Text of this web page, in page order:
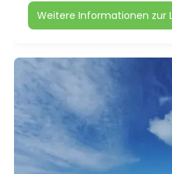
Weitere Informationen zur